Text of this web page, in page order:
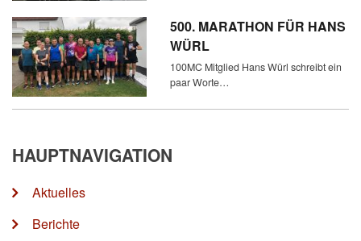
500. MARATHON FÜR HANS
WÜRL
100MC Mitglied Hans Würl schreibt ein
paar Worte…
HAUPTNAVIGATION
Aktuelles
Berichte